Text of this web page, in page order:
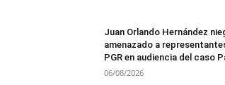
Juan Orlando Hernández
amenazado a
PGR en audiencia del caso
06/08/2026